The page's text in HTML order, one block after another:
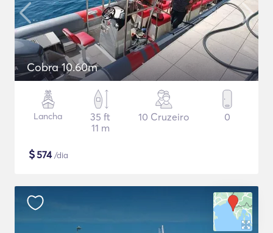
Cobra 10.60m
Lancha
35 ft
11 m
10 Cruzeiro 0
$574/dia